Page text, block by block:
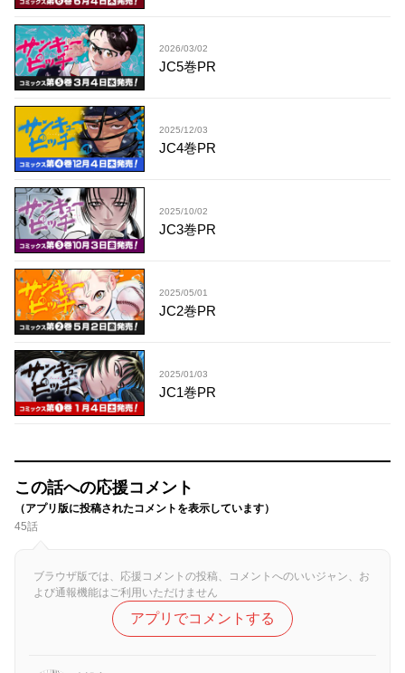
2026/03/02
JC5巻PR
2025/12/03
JC4巻PR
2025/10/02
JC3巻PR
2025/05/01
JC2巻PR
2025/01/03
JC1巻PR
この話への応援コメント
（アプリ版に投稿されたコメントを表示しています）
45話
ブラウザ版では、応援コメントの投稿、コメントへのいいジャン、お
よび通報機能はご利用いただけません
アプリでコメントする